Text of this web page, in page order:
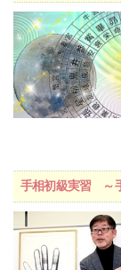
手相初級実習 ～